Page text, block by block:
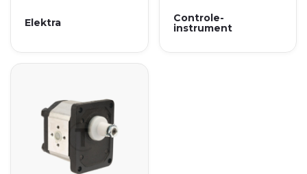
Elektra
Controle-
instrument